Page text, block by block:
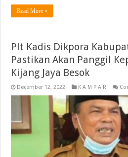
Read More »
Plt Kadis Dikpora
Pastikan Akan Panggil
Kijang Jaya Besok
December 12, 2022 K A M P A R